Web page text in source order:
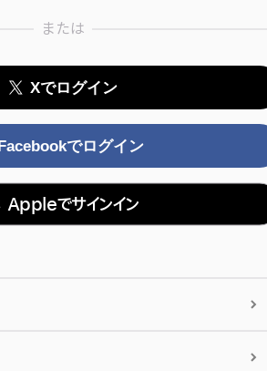
または
Xでログイン
でログイン
でサインイン